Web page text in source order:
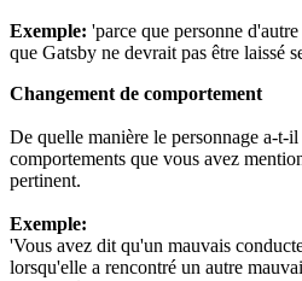
Exemple: 'parce que personne
que Gatsby ne devrait pas être laissé
Changement de comportement
De quelle manière le personnage a-t-il
comportements que vous avez
pertinent.
Exemple:
'Vous avez dit qu'un mauvais
lorsqu'elle a rencontré un autre